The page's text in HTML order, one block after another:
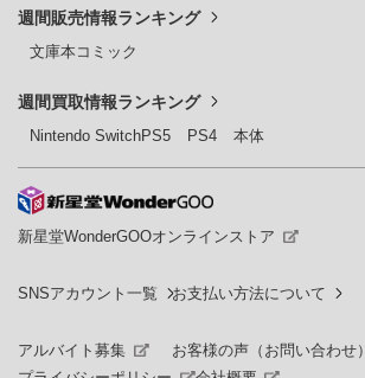
週間販売情報ランキング
文庫本コミック
週間買取情報ランキング
Nintendo SwitchPS5 PS4 本体
新星堂WonderGOOオンラインストア
SNSアカウント一覧 お支払い方法について
アルバイト募集
お客様の声（お問い合わせ）